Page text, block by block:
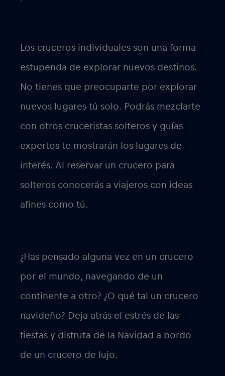
Los cruceros individuales son una forma
estupenda de explorar nuevos destinos.
No tienes que preocuparte por explorar
nuevos lugares tú solo. Podrás mezclarte
con otros cruceristas solteros y guías
expertos te mostrarán los lugares de
interés. Al reservar un crucero para
solteros conocerás a viajeros con ideas
afines como tú.
¿Has pensado alguna vez en un crucero
por el mundo, navegando de un
continente a otro? ¿O qué tal un crucero
navideño? Deja atrás el estrés de las
fiestas y disfruta de la Navidad a bordo
de un crucero de lujo.